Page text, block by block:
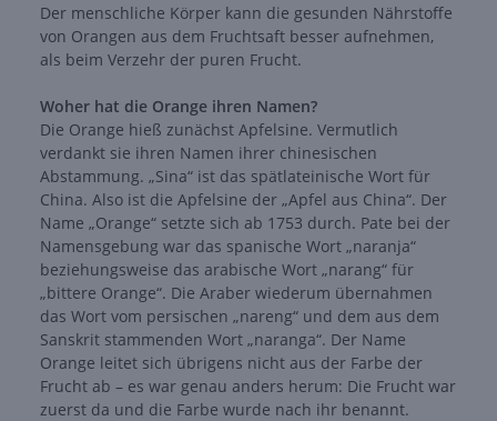
Der menschliche Körper kann die gesunden Nährstoffe
von Orangen aus dem Fruchtsaft besser aufnehmen,
als beim Verzehr der puren Frucht.
Woher hat die Orange ihren Namen?
Die Orange hieß zunächst Apfelsine. Vermutlich
verdankt sie ihren Namen ihrer chinesischen
Abstammung. „Sina“ ist das spätlateinische Wort für
China. Also ist die Apfelsine der „Apfel aus China“. Der
Name „Orange“ setzte sich ab 1753 durch. Pate bei der
Namensgebung war das spanische Wort „naranja“
beziehungsweise das arabische Wort „narang“ für
„bittere Orange“. Die Araber wiederum übernahmen
das Wort vom persischen „nareng“ und dem aus dem
Sanskrit stammenden Wort „naranga“. Der Name
Orange leitet sich übrigens nicht aus der Farbe der
Frucht ab – es war genau anders herum: Die Frucht war
zuerst da und die Farbe wurde nach ihr benannt.